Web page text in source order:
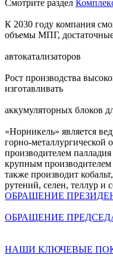
Смотрите раздел
К 2030 году компания
объемы МПГ, достаточные
автокатализаторов
Рост производства
изготавливать
аккумуляторных блоков
«Норникель» является
горно-
производителем
крупным
также производит
рутений, селен, теллур и
ОБРАЩЕНИЕ
ОБРАЩЕНИЕ
НАШИ КЛЮЧЕВЫЕ